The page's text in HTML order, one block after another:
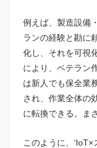
例えば、製造設備
ランの経験と勘に
化し、それを可視
により、ベテラン
は新人でも保全業
され、作業全体の
に転換できる。ま
このように、